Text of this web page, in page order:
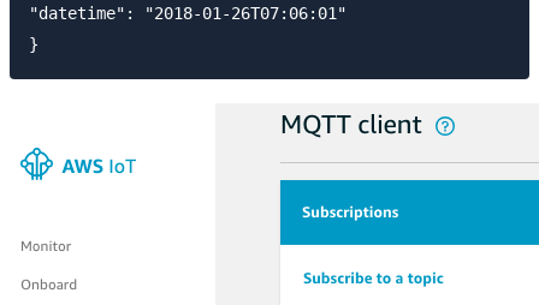
"datetime": "2018-01-26T07:06:01"